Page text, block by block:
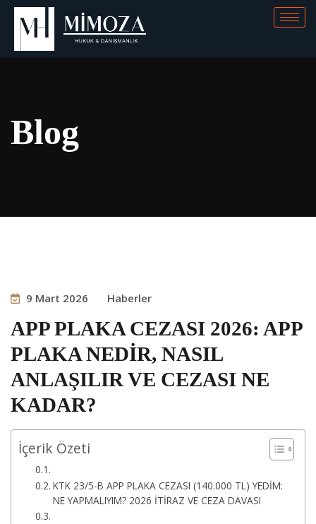
Blog
9 Mart 2026 Haberler
APP PLAKA CEZASI 2026: APP
PLAKA NEDİR, NASIL
ANLAŞILIR VE CEZASI NE
KADAR?
İçerik Özeti
KTK 23/5-B APP PLAKA CEZASI (140.000 TL) YEDİM:
NE YAPMALIYIM? 2026 İTİRAZ VE CEZA DAVASI